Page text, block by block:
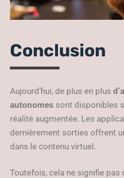
Conclusion
Aujourd’hui, de plus en plus
autonomes sont disponibles
réalité augmentée. Les
dernièrement sorties offrent
dans le contenu virtuel.
Toutefois, cela ne signifie pas